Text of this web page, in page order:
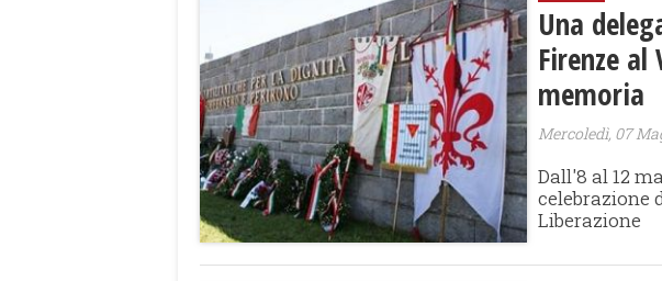
Una
Firenze
memoria
Mercoledì, 07
Dall'8 al 12
celebrazione
Liberazione